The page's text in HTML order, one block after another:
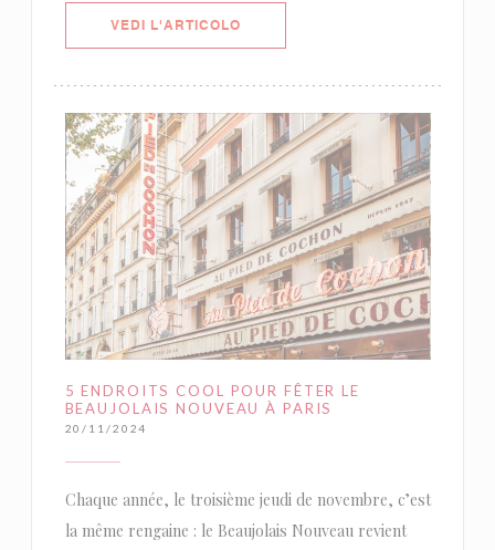
VEDI L'ARTICOLO((APRE UNA NUOVA FINESTRA))
5 ENDROITS COOL POUR FÊTER LE
BEAUJOLAIS NOUVEAU À PARIS
20/11/2024
Chaque année, le troisième jeudi de novembre, c’est
la même rengaine : le Beaujolais Nouveau revient